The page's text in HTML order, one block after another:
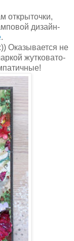
открыточки,
дизайн-
.
Оказывается не
жутковато-